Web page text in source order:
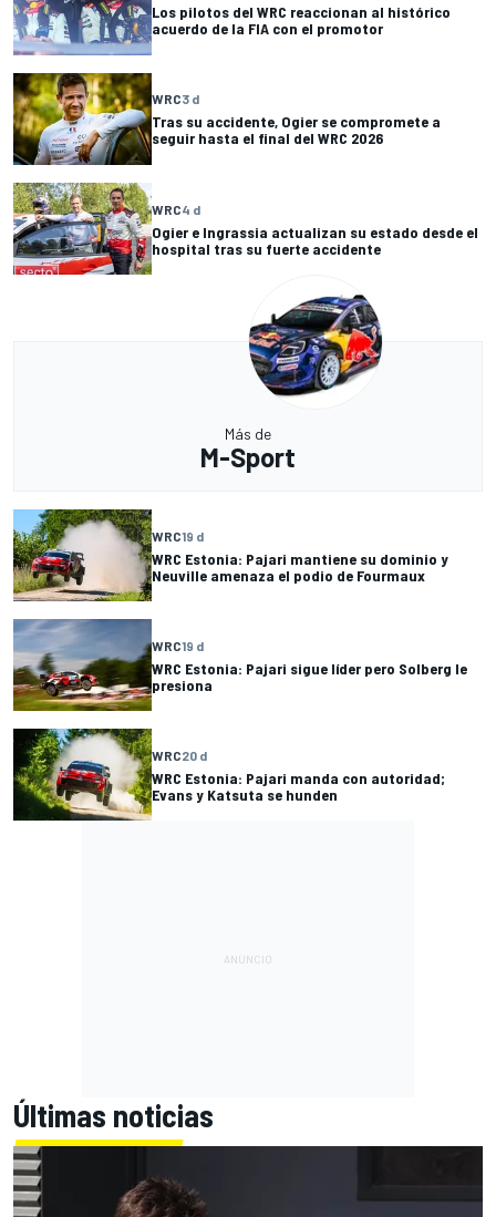
Los pilotos del WRC reaccionan al histórico
acuerdo de la FIA con el promotor
WRC3 d
Tras su accidente, Ogier se compromete a
seguir hasta el final del WRC 2026
WRC4 d
Ogier e Ingrassia actualizan su estado desde el
hospital tras su fuerte accidente
Más de
M-Sport
WRC19 d
WRC Estonia: Pajari mantiene su dominio y
Neuville amenaza el podio de Fourmaux
WRC19 d
WRC Estonia: Pajari sigue líder pero Solberg le
presiona
WRC20 d
WRC Estonia: Pajari manda con autoridad;
Evans y Katsuta se hunden
Últimas noticias